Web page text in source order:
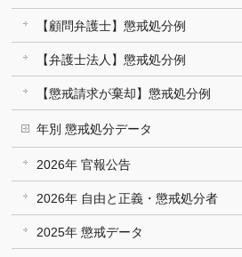
【顧問弁護士】懲戒処分例
【弁護士法人】懲戒処分例
【懲戒請求が棄却】懲戒処分例
年別 懲戒処分データ
2026年 官報公告
2026年 自由と正義・懲戒処分者
2025年 懲戒データ